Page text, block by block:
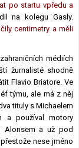
po startu vpředu a
na kolegu Gasly.
centimetry a měli
médiích
žurnalisté shodně
Flavio Briatore. Ve
týmu, ale má z něj
tituly s Michaelem
a používal motory
Alonsem a už pod
nese jméno